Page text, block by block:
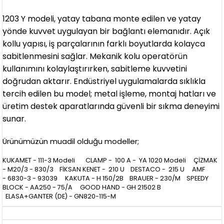
1203 Y modeli, yatay tabana monte edilen ve yatay
yönde kuvvet uygulayan bir bağlantı elemanıdır. Açık
kollu yapısı, iş parçalarının farklı boyutlarda kolayca
sabitlenmesini sağlar. Mekanik kolu operatörün
kullanımını kolaylaştırırken, sabitleme kuvvetini
doğrudan aktarır. Endüstriyel uygulamalarda sıklıkla
tercih edilen bu model; metal işleme, montaj hatları ve
üretim destek aparatlarında güvenli bir sıkma deneyimi
sunar.
Ürünümüzün muadil olduğu modeller;
KUKAMET - 111-3 Modeli CLAMP - 100 A - YA 1020 Modeli ÇİZMAK
- M20/3 - 830/3 FİKSAN KENET - 210 U DESTACO - 215 U AMF
- 6830-3 - 93039 KAKUTA - H 150/2B BRAUER - 230/M SPEEDY
BLOCK - AA250 - 75/A GOOD HAND - GH 21502 B
ELASA+GANTER (DE) - GN820-115-M